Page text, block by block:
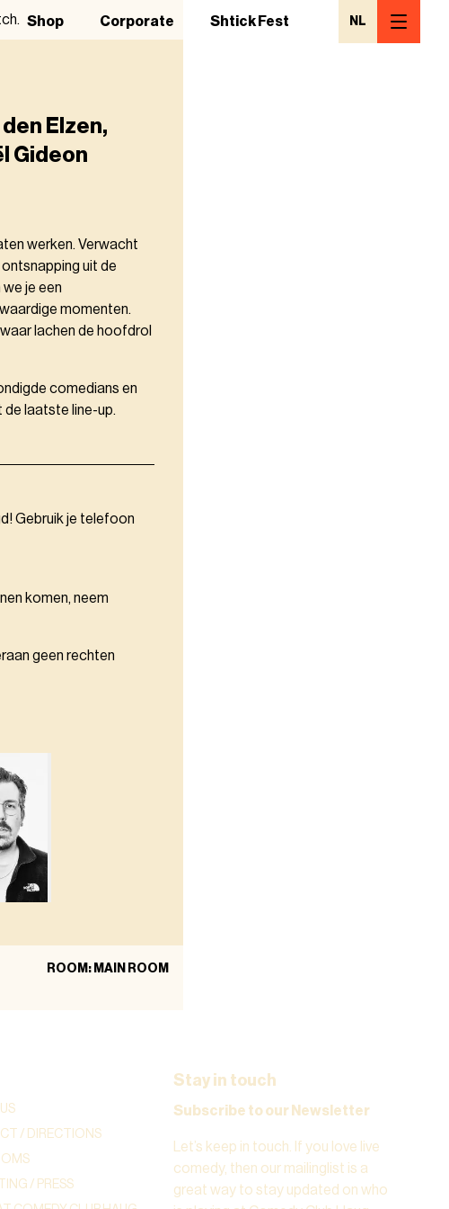
Shop Corporate Shtick Fest NL
Elzen,
Gideon
werken. Verwacht
uit de
je een
momenten.
lachen de hoofdrol
comedians en
de laatste line-up.
Gebruik je telefoon
komen, neem
geen rechten
ROOM: MAIN ROOM
/ DIRECTIONS
/ PRESS
Stay in touch
Subscribe to our Newsletter
Let’s keep in touch. If you love live
comedy, then our mailinglist is a
great way to stay updated on who